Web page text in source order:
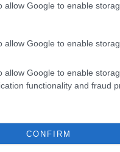
allow Google to enable
allow Google to enable
allow Google to enable
functionality and fraud
CONFIRM